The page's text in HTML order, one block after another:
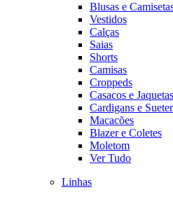
Blusas e
Vestidos
Calças
Saias
Shorts
Camisas
Croppeds
Casacos e Jaquetas
Cardigans e
Macacões
Blazer e Coletes
Moletom
Ver Tudo
Linhas